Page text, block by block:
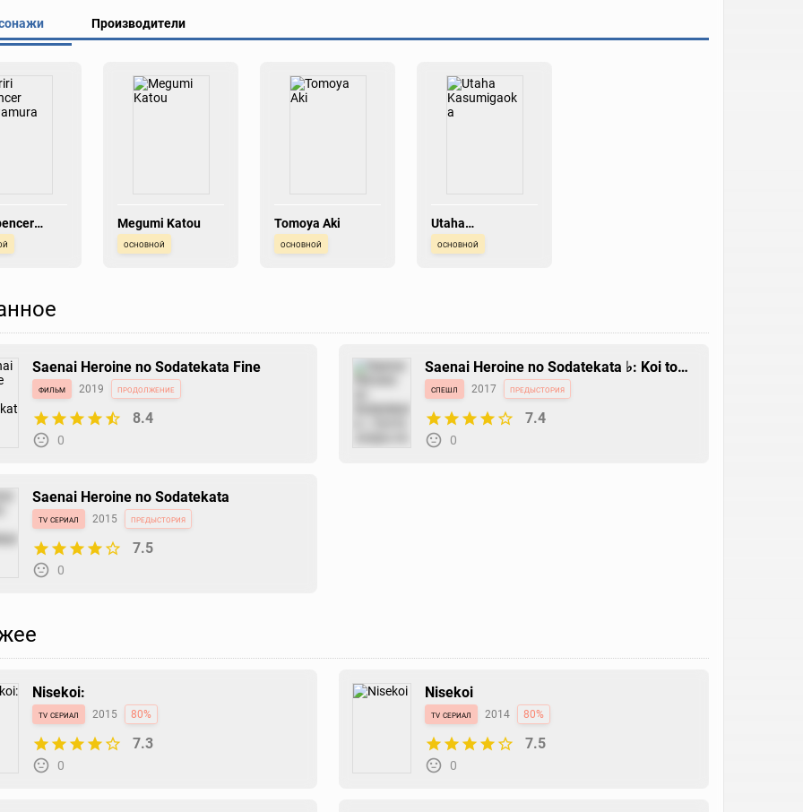
Производители
Megumi Katou
основной
Tomoya Aki
основной
Utaha
Kasumigaoka
основной
Saenai Heroine no Sodatekata Fine
фильм 2019 продолжение
8.4
0
Saenai Heroine no Sodatekata ♭: Koi to
Junjou no Service-kai
спешл 2017 предыстория
7.4
0
Saenai Heroine no Sodatekata
tv сериал 2015 предыстория
7.5
0
Nisekoi:
tv сериал 2015 80%
7.3
0
Nisekoi
tv сериал 2014 80%
7.5
0